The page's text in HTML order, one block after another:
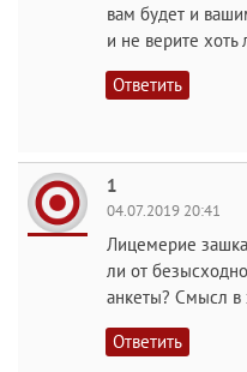
вам будет и
и не верите
Ответить
1
04.07.2019 20:41
Лицемерие
ли от
анкеты? Смысл в
Ответить